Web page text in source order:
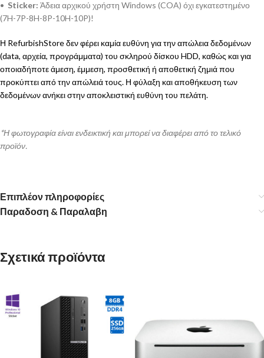
• Sticker: Άδεια αρχικού χρήστη Windows (COA) όχι εγκατεστημένο
(7H-7P-8H-8P-10H-10P)!
Η RefurbishStore δεν φέρει καμία ευθύνη για την απώλεια δεδομένων
(data, αρχεία, προγράμματα) του σκληρού δίσκου HDD, καθώς και για
οποιαδήποτε άμεση, έμμεση, προσθετική ή αποθετική ζημιά που
προκύπτει από την απώλειά τους. Η φύλαξη και αποθήκευση των
δεδομένων ανήκει στην αποκλειστική ευθύνη του πελάτη.
*Η φωτογραφία είναι ενδεικτική και μπορεί να διαφέρει από το τελικό
προϊόν.
Επιπλέον πληροφορίες
Παραδοση & Παραλαβη
Σχετικά προϊόντα